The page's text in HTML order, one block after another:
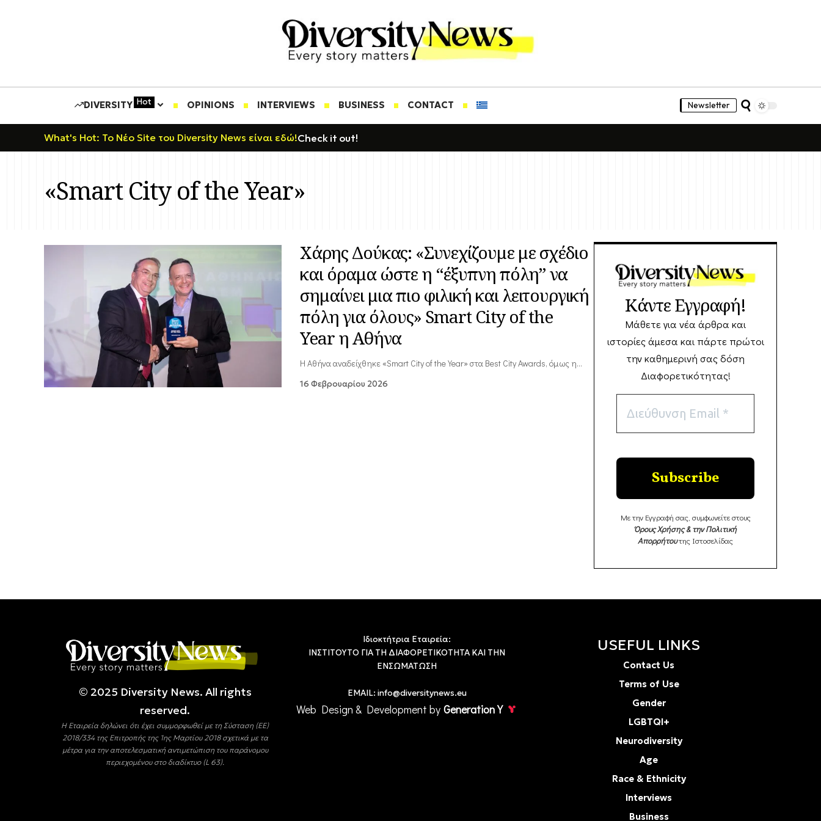
DIVERSITY Hot OPINIONS INTERVIEWS BUSINESS CONTACT Newsletter
What's Hot: Το Νέο Site του Diversity News είναι εδώ!Check it out!
«Smart City of the Year»
Χάρης Δούκας: «Συνεχίζουμε με σχέδιο
και όραμα ώστε η “έξυπνη πόλη” να
σημαίνει μια πιο φιλική και λειτουργική
πόλη για όλους» Smart City of the
Year η Αθήνα
Η Αθήνα αναδείχθηκε «Smart City of the Year» στα Best City Awards, όμως η…
16 Φεβρουαρίου 2026
Κάντε Εγγραφή!
Μάθετε για νέα άρθρα και
ιστορίες άμεσα και πάρτε πρώτοι
την καθημερινή σας δόση
Διαφορετικότητας!
Με την Εγγραφή σας, συμφωνείτε στους
Όρους Χρήσης & την Πολιτική
Απορρήτουτης Ιστοσελίδας
© 2025 Diversity Νews. All rights
reserved.
Η Εταιρεία δηλώνει ότι έχει συμμορφωθεί με τη Σύσταση (ΕΕ)
2018/334 της Επιτροπής της 1ης Μαρτίου 2018 σχετικά με τα
μέτρα για την αποτελεσματική αντιμετώπιση του παράνομου
περιεχομένου στο διαδίκτυο (L 63).
Ιδιοκτήτρια Εταιρεία:
ΙΝΣΤΙΤΟΥΤΟ ΓΙΑ ΤΗ ΔΙΑΦΟΡΕΤΙΚΟΤΗΤΑ ΚΑΙ ΤΗΝ
ΕΝΣΩΜΑΤΩΣΗ
EMAIL: info@diversitynews.eu
Web Design & Development by Generation Y
USEFUL LINKS
Contact Us
Terms of Use
Gender
LGBTQI+
Neurodiversity
Age
Race & Ethnicity
Interviews
Business